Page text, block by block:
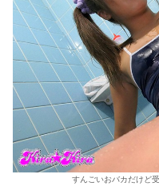
すんごいおバカだけど